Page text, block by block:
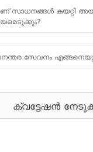
സാധനങ്ങൾ കയറ്റി
സേവനം
ക്വട്ടേഷൻ